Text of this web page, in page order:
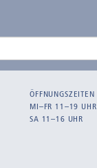
ÖFFNUNGSZEITEN
MI–FR 11–19 UHR
SA 11–16 UHR